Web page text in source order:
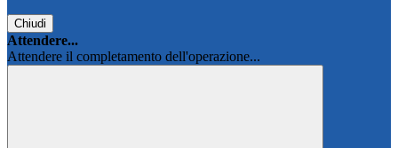
Chiudi
Attendere...
Attendere il completamento dell'operazione...